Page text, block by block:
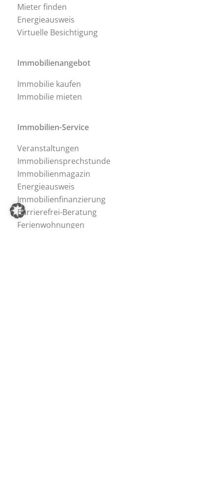
Mieter finden
Energieausweis
Virtuelle Besichtigung
Immobilienangebot
Immobilie kaufen
Immobilie mieten
Immobilien-Service
Veranstaltungen
Immobiliensprechstunde
Immobilienmagazin
Energieausweis
Immobilienfinanzierung
Barrierefrei-Beratung
Ferienwohnungen